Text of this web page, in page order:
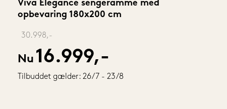
Viva Elegance sengeramme med
opbevaring 180x200 cm
30.998,-
Nu 16.999,-
Tilbuddet gælder: 26/7 - 23/8